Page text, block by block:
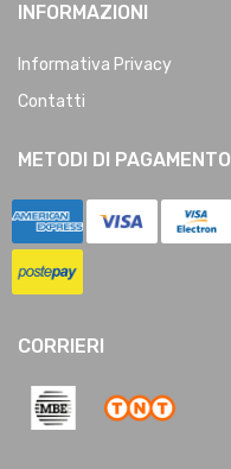
INFORMAZIONI
Informativa Privacy
Contatti
METODI DI PAGAMENTO
CORRIERI